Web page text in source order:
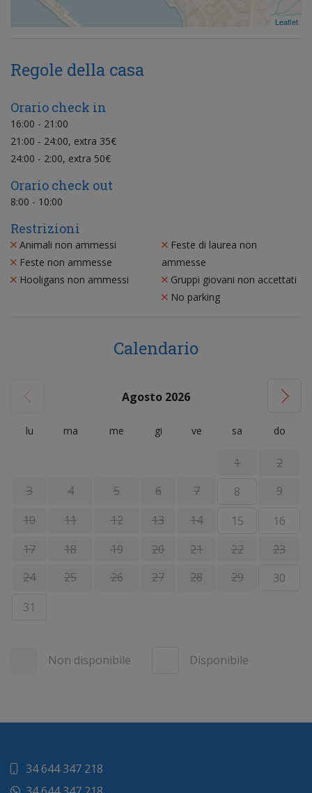
Leaflet
Regole della casa
Orario check in
16:00 - 21:00
21:00 - 24:00, extra 35€
24:00 - 2:00, extra 50€
Orario check out
8:00 - 10:00
Restrizioni
Animali non ammessi
Feste non ammesse
Hooligans non ammessi
ammesse
Gruppi giovani non accettati
No parking
Calendario
Agosto 2026
lu ma me gi ve sa do
1
2
3
4 5 6 7 8
9
10
11 12 13 14 15
16
17
18 19 20 21 22
23
24
25 26 27 28 29
30
31
Non disponibile Disponibile
34 644 347 218